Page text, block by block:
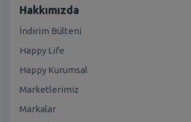
Hakkımızda
İndirim Bülteni
Happy Life
Happy Kurumsal
Marketlerimiz
Markalar